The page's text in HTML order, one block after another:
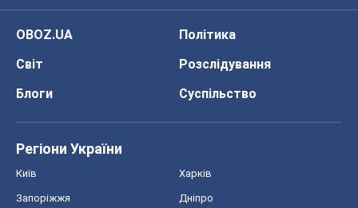
OBOZ.UA
Політика
Світ
Розслідування
Блоги
Суспільство
Регіони України
Київ Харків
Запоріжжя Дніпро